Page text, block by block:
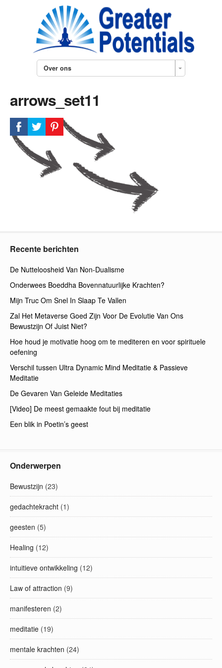
Over ons
arrows_set11
Recente berichten
De Nutteloosheid Van Non-Dualisme
Onderwees Boeddha Bovennatuurlijke Krachten?
Mijn Truc Om Snel In Slaap Te Vallen
Zal Het Metaverse Goed Zijn Voor De Evolutie Van Ons
Bewustzijn Of Juist Niet?
Hoe houd je motivatie hoog om te mediteren en voor spirituele
oefening
Verschil tussen Ultra Dynamic Mind Meditatie & Passieve
Meditatie
De Gevaren Van Geleide Meditaties
[Video] De meest gemaakte fout bij meditatie
Een blik in Poetin’s geest
Onderwerpen
Bewustzijn (23)
gedachtekracht (1)
geesten (5)
Healing (12)
intuitieve ontwikkeling (12)
Law of attraction (9)
manifesteren (2)
meditatie (19)
mentale krachten (24)